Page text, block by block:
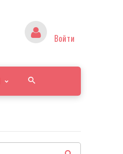
Войти